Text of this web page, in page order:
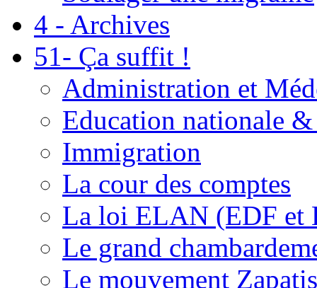
4 - Archives
51- Ça suffit !
Administration et
Education nationale
Immigration
La cour des comptes
La loi ELAN (EDF et
Le grand
Le mouvement